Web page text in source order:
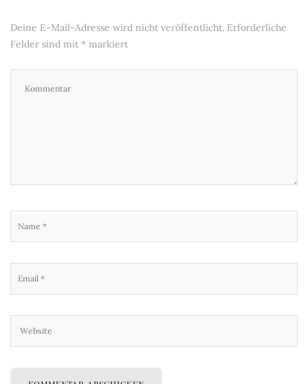
Deine E-Mail-Adresse wird nicht veröffentlicht. Erforderliche
Felder sind mit * markiert